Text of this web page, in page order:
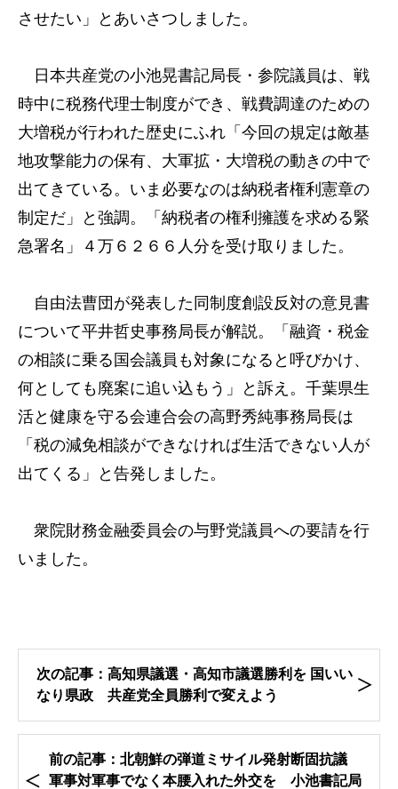
させたい」とあいさつしました。
日本共産党の小池晃書記局長・参院議員は、戦
時中に税務代理士制度ができ、戦費調達のための
大増税が行われた歴史にふれ「今回の規定は敵基
地攻撃能力の保有、大軍拡・大増税の動きの中で
出てきている。いま必要なのは納税者権利憲章の
制定だ」と強調。「納税者の権利擁護を求める緊
急署名」４万６２６６人分を受け取りました。
自由法曹団が発表した同制度創設反対の意見書
について平井哲史事務局長が解説。「融資・税金
の相談に乗る国会議員も対象になると呼びかけ、
何としても廃案に追い込もう」と訴え。千葉県生
活と健康を守る会連合会の高野秀純事務局長は
「税の減免相談ができなければ生活できない人が
出てくる」と告発しました。
衆院財務金融委員会の与野党議員への要請を行
いました。
次の記事：高知県議選・高知市議選勝利を 国いい
なり県政 共産党全員勝利で変えよう
前の記事：北朝鮮の弾道ミサイル発射断固抗議
軍事対軍事でなく本腰入れた外交を 小池書記局